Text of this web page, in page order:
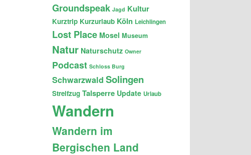
Groundspeak Jagd Kultur
Kurztrip Kurzurlaub Köln Leichlingen
Lost Place Mosel Museum
Natur Naturschutz Owner
Podcast Schloss Burg
Schwarzwald Solingen
Streifzug Talsperre Update Urlaub
Wandern
Wandern im
Bergischen Land